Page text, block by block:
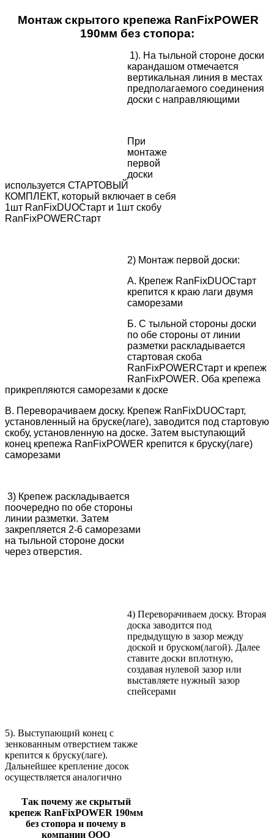
Монтаж скрытого крепежа RanFixPOWER
190мм без стопора:
1). На тыльной стороне доски
карандашом отмечается
вертикальная линия в местах
предполагаемого соединения
доски с направляющими
При
монтаже
первой
доски
используется СТАРТОВЫЙ
КОМПЛЕКТ, который включает в себя
1шт RanFixDUOСтарт и 1шт скобу
RanFixPOWERСтарт
2) Монтаж первой доски:
А. Крепеж RanFixDUOСтарт
крепится к краю лаги двумя
саморезами
Б. С тыльной стороны доски
по обе стороны от линии
разметки раскладывается
стартовая скоба
RanFixPOWERСтарт и крепеж
RanFixPOWER. Оба крепежа
прикрепляются саморезами к доске
В. Переворачиваем доску. Крепеж RanFixDUOСтарт,
установленный на бруске(лаге), заводится под стартовую
скобу, установленную на доске. Затем выступающий
конец крепежа RanFixPOWER крепится к бруску(лаге)
саморезами
3) Крепеж раскладывается
поочередно по обе стороны
линии разметки. Затем
закрепляется 2-6 саморезами
на тыльной стороне доски
через отверстия.
4) Переворачиваем доску. Вторая
доска заводится под
предыдущую в зазор между
доской и бруском(лагой). Далее
ставите доски вплотную,
создавая нулевой зазор или
выставляете нужный зазор
спейсерами
5). Выступающий конец с
зенкованным отверстием также
крепится к бруску(лаге).
Дальнейшее крепление досок
осуществляется аналогично
Так почему же скрытый
крепеж RanFixPOWER 190мм
без стопора и почему в
компании ООО